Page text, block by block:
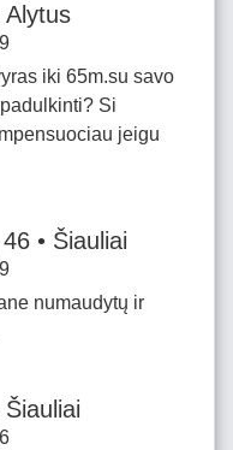
Alytus
iki 65m.su savo
Si
jeigu
• Šiauliai
numaudytų ir
Šiauliai